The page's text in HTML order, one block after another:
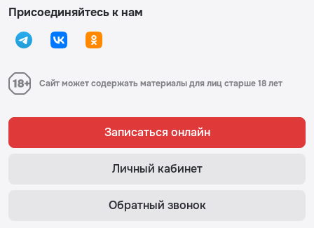
Присоединяйтесь к нам
Сайт может содержать материалы для лиц старше 18 лет
Записаться онлайн
Личный кабинет
Обратный звонок